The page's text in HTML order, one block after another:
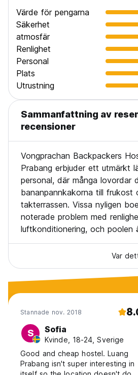
Värde för pengarna
Säkerhet
atmosfär
Renlighet
Personal
Plats
Utrustning
Sammanfattning av
recensioner
Vongprachan Backpackers
Prabang erbjuder ett utmärkt
personal, där många lovordar
bananpannkakorna till frukost
takterrassen. Vissa nyligen
noterade problem med
luftkonditionering, och poolen
Var
Stannade nov. 2018
S Sofia
Kvinde, 18-24, Sverige
Good and cheap hostel. Luang
Prabang isn't super interesting in